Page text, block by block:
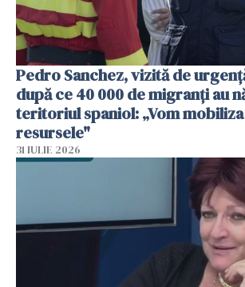
Pedro Sanchez, vizită de
după ce 40 000 de migranți au
teritoriul spaniol: „Vom
resursele"
31 IULIE 2026